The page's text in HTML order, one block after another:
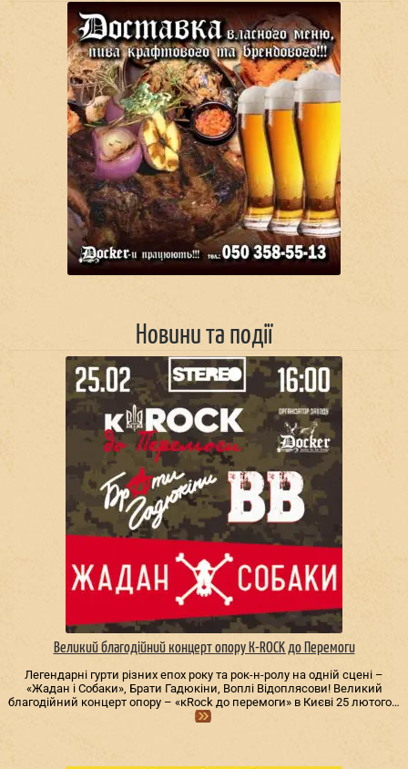
Новини та події
Великий благодійний концерт опору К-ROCK до Перемоги
Легендарні гурти різних епох року та рок-н-ролу на одній сцені –
«Жадан і Собаки», Брати Гадюкіни, Воплі Відоплясови! Великий
благодійний концерт опору – «кRock до перемоги» в Києві 25 лютого…